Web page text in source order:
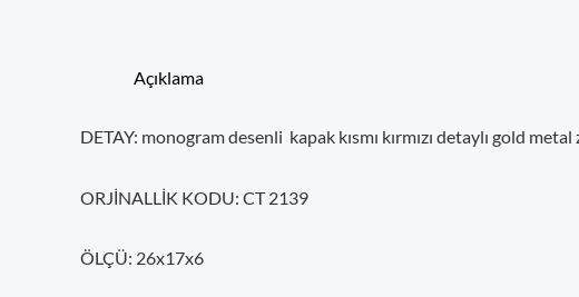
Açıklama
DETAY: monogram desenli kapak kısmı kırmızı detaylı gold
ORJİNALLİK KODU: CT 2139
ÖLÇÜ: 26x17x6